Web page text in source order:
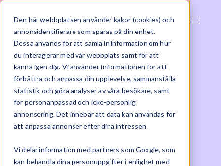
Den här webbplatsen använder kakor (cookies) och
annonsidentifierare som sparas på din enhet.
Dessa används för att samla in information om hur
du interagerar med vår webbplats samt för att
känna igen dig. Vi använder informationen för att
förbättra och anpassa din upplevelse, sammanställa
statistik och göra analyser av våra besökare, samt
för personanpassad och icke-personlig
annonsering. Det innebär att data kan användas för
att anpassa annonser efter dina intressen.
Vi delar information med partners som Google, som
kan behandla dina personuppgifter i enlighet med
Spara tid och pengar
med effektivare
kundreskontra